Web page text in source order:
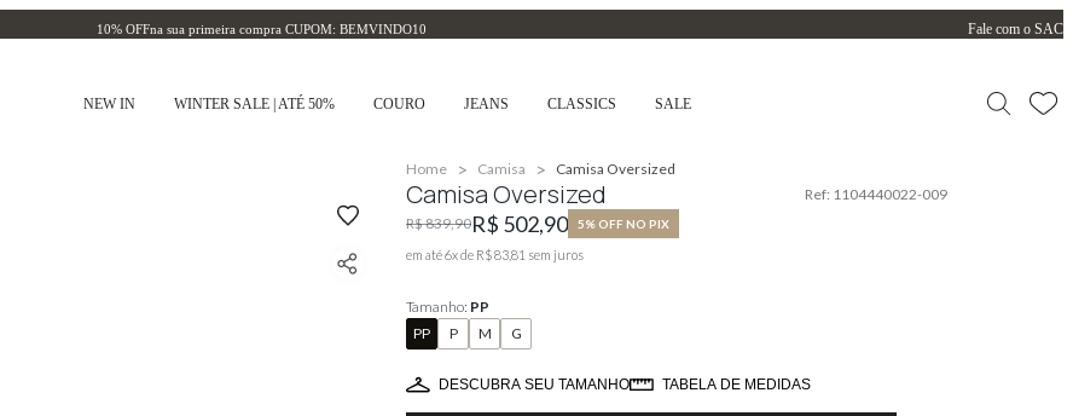
10% OFFna sua primeira compra CUPOM: BEMVINDO10 Fale com o SAC
NEW IN WINTER SALE | ATÉ 50% COURO JEANS CLASSICS SALE
Home > Camisa > Camisa Oversized
Camisa Oversized Ref: 1104440022-009
R$ 839,90R$ 502,90 5% OFF NO PIX
em até6x de R$ 83,81 sem juros
Tamanho: PP
PP
P M G
DESCUBRA SEU TAMANHO TABELA DE MEDIDAS